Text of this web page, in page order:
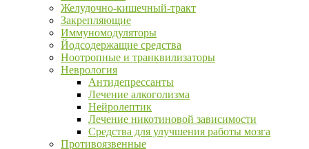
Желудочно-кишечный-тракт
Закрепляющие
Иммуномодуляторы
Йодсодержащие средства
Ноотропные и транквилизаторы
Неврология
Антидепрессанты
Лечение алкоголизма
Нейролептик
Лечение никотиновой зависимости
Средства для улучшения работы мозга
Противоязвенные